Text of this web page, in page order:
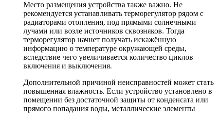
Место размещения устройства также важно. Не
рекомендуется устанавливать терморегулятор рядом с
радиаторами отопления, под прямыми солнечными
лучами или возле источников сквозняков. Тогда
терморегулятор начнет получать искажённую
информацию о температуре окружающей среды,
вследствие чего увеличивается количество циклов
включения и выключения.
Дополнительной причиной неисправностей может стать
повышенная влажность. Если устройство установлено в
помещении без достаточной защиты от конденсата или
прямого попадания воды, металлические элементы